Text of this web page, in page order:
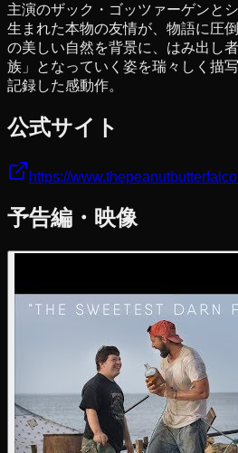
主演のザック・ゴッツァーゲンと
生まれた本物の友情が、物語に圧
の美しい自然を背景に、はみ出し
族」となっていく姿を瑞々しく描
記録した感動作。
公式サイト
https://
予告編・映像